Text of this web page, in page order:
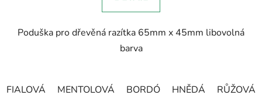
hvězdiček.
Poduška pro dřevěná razítka 65mm x 45mm libovolná
barva
FIALOVÁ MENTOLOVÁ BORDÓ HNĚDÁ RŮŽOVÁ